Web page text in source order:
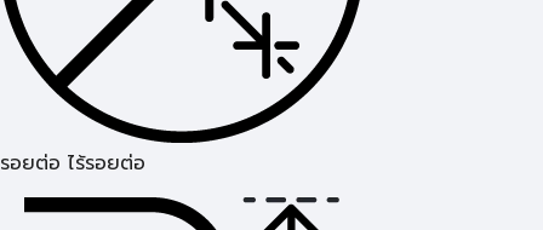
รอยต่อ ไร้รอยต่อ